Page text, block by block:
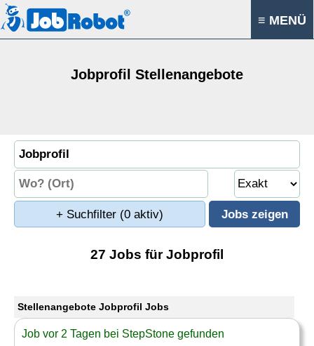
≡ MENÜ
Jobprofil Stellenangebote
+ Suchfilter (0 aktiv)
27 Jobs für Jobprofil
Stellenangebote Jobprofil Jobs
Job vor 2 Tagen bei StepStone gefunden